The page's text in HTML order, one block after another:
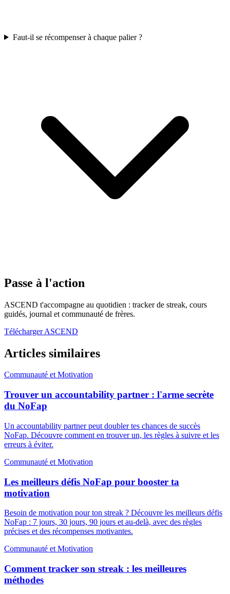
Faut-il se récompenser à chaque palier ?
Passe à l'action
ASCEND t'accompagne au quotidien : tracker de streak, cours
guidés, journal et communauté de frères.
Télécharger ASCEND
Articles similaires
Communauté et Motivation
Trouver un accountability partner : l'arme secrète
du NoFap
Un accountability partner peut doubler tes chances de succès
NoFap. Découvre comment en trouver un, les règles à suivre et les
erreurs à éviter.
Communauté et Motivation
Les meilleurs défis NoFap pour booster ta
motivation
Besoin de motivation pour ton streak ? Découvre les meilleurs défis
NoFap : 7 jours, 30 jours, 90 jours et au-delà, avec des règles
précises et des récompenses motivantes.
Communauté et Motivation
Comment tracker son streak : les meilleures
méthodes